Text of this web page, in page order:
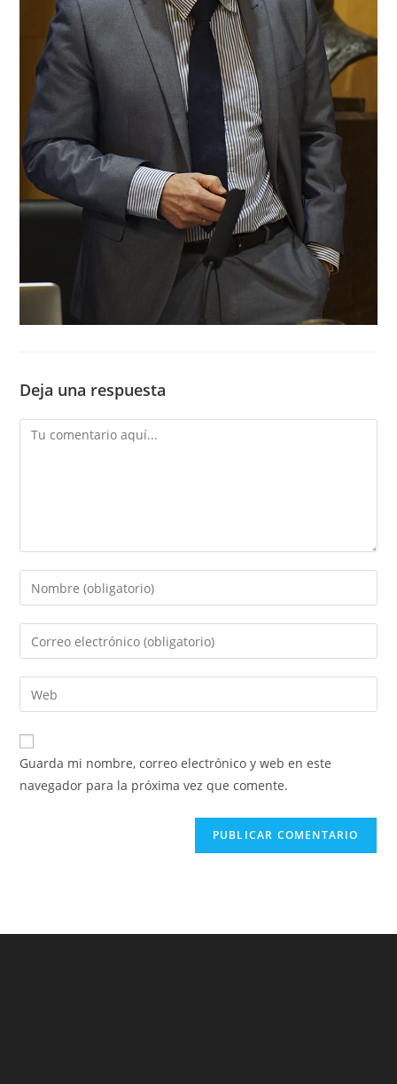
Deja una respuesta
Guarda mi nombre, correo electrónico y web en este
navegador para la próxima vez que comente.